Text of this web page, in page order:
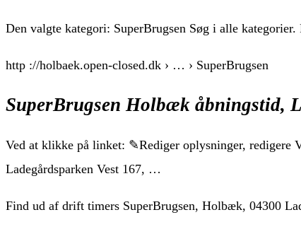
Den valgte kategori: SuperBrugsen Søg i alle
http ://holbaek.open-closed.dk › … › SuperBrugsen
SuperBrugsen Holbæk åbningstid,
Ved at klikke på linket: ✎Rediger oplysninger, redigere
Ladegårdsparken Vest 167, …
Find ud af drift timers SuperBrugsen, Holbæk, 04300